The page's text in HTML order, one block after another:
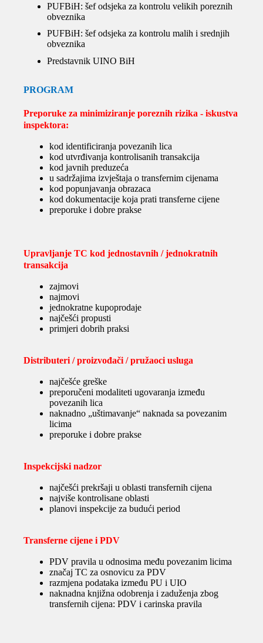
PUFBiH: šef odsjeka za kontrolu velikih poreznih
obveznika
PUFBiH: šef odsjeka za kontrolu malih i srednjih
obveznika
Predstavnik UINO BiH
PROGRAM
Preporuke za minimiziranje poreznih rizika - iskustva
inspektora:
kod identificiranja povezanih lica
kod utvrđivanja kontrolisanih transakcija
kod javnih preduzeća
u sadržajima izvještaja o transfernim cijenama
kod popunjavanja obrazaca
kod dokumentacije koja prati transferne cijene
preporuke i dobre prakse
Upravljanje TC kod jednostavnih / jednokratnih
transakcija
zajmovi
najmovi
jednokratne kupoprodaje
najčešći propusti
primjeri dobrih praksi
Distributeri / proizvođači / pružaoci usluga
najčešće greške
preporučeni modaliteti ugovaranja između
povezanih lica
naknadno „uštimavanje“ naknada sa povezanim
licima
preporuke i dobre prakse
Inspekcijski nadzor
najčešći prekršaji u oblasti transfernih cijena
najviše kontrolisane oblasti
planovi inspekcije za budući period
Transferne cijene i PDV
PDV pravila u odnosima među povezanim licima
značaj TC za osnovicu za PDV
razmjena podataka između PU i UIO
naknadna knjižna odobrenja i zaduženja zbog
transfernih cijena: PDV i carinska pravila